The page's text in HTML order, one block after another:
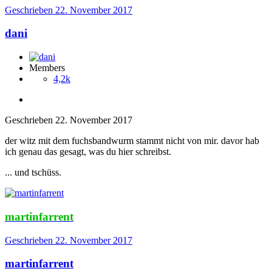
Geschrieben 22. November 2017
dani
Members
4,2k
Geschrieben 22. November 2017
der witz mit dem fuchsbandwurm stammt nicht von mir. davor hab
ich genau das gesagt, was du hier schreibst.
... und tschüss.
martinfarrent
Geschrieben 22. November 2017
martinfarrent